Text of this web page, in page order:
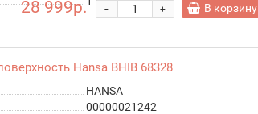
28 999р. +
- В корзину
Hansa BHIB 68328
HANSA
00000021242